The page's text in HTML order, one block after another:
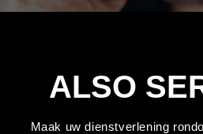
ALSO
Maak uw dienstverlening